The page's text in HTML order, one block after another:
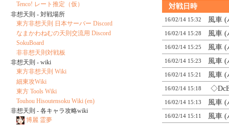
対戦日時
16/02/14 15:32 風車
16/02/14 15:28 風車
16/02/14 15:25 風車
16/02/14 15:23 風車
16/02/14 15:21 風車
16/02/14 15:18
16/02/14 15:13 風車
16/02/14 15:11 風車
Tenco! レート推定（仮）
非想天則 - 対戦場所
東方非想天則 日本サーバー Discord
なまかわねむの天則交流用 Discord
SokuBoard
非非想天則対戦板
非想天則 - wiki
東方非想天則 Wiki
細東攻Wiki
東方 Tools Wiki
Touhou Hisoutensoku Wiki (en)
非想天則 - 各キャラ攻略wiki
博麗 霊夢